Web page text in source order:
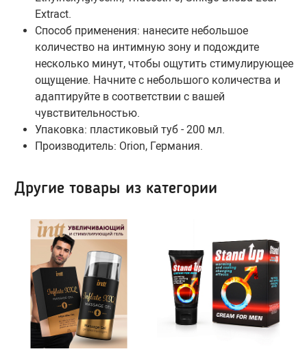
Шарики вагинальные
Тренажеры без вибрации
БДСМ (BDSM), Фетиш
Бондаж, наручники, веревки
Плети, стеки, шлепалки
Маски, ушки
Зажимы для сосков и клитора
Пояс верности
Расширители, металл
Уретральные стимуляторы
Портупеи, гартеры
Электростимуляторы
Сетка: чулок на тело
Комплекты нижнего белья
Трусики, стринги
Чулки, Колготки
Ролевые костюмы
Пояс для чулок
Extract.
Способ применения: нанесите небольшое
количество на интимную зону и подождите
несколько минут, чтобы ощутить стимулирующее
ощущение. Начните с небольшого количества и
адаптируйте в соответствии с вашей
чувствительностью.
Упаковка: пластиковый туб - 200 мл.
Производитель: Orion, Германия.
Другие товары из категории